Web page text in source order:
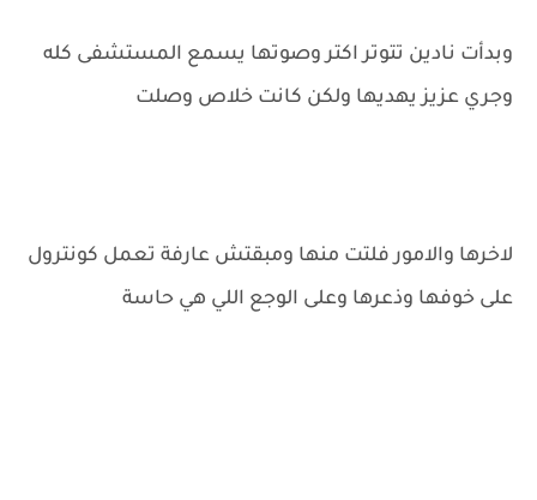
وبدأت نادين تتوتر اكتر وصوتها يسمع المستشفى كله
وجري عزيز يهديها ولكن كانت خلاص وصلت
لاخرها والامور فلتت منها ومبقتش عارفة تعمل كونترول
على خوفها وذعرها وعلى الوجع اللي هي حاسة